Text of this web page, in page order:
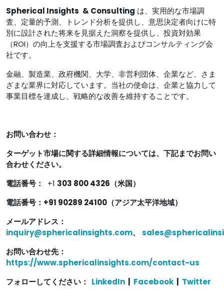
Spherical Insights & Consulting は、実用的な市場調
査、定量的予測、トレンド分析を提供し、意思決定者向けに特
別に設計された将来を見据えた洞察を提供し、投資対効果
（ROI）の向上を支援する市場調査およびコンサルティング会
社です。
金融、製造業、政府機関、大学、非営利団体、企業など、さま
ざまな業界に対応しています。当社の使命は、企業と協力して
事業目標を達成し、戦略的な改善を維持することです。
お問い合わせ：
ターゲット市場に関する詳細情報については、下記までお問い
合わせください。
電話番号：
+1 303 800 4326（米国）
電話番号：+91 90289 24100（アジア太平洋地域）
メールアドレス：
inquiry@sphericalinsights.com、
お問い合わせ先：
https://www.sphericalinsights.com/contact-us
フォローしてください： LinkedIn Facebook Twitter